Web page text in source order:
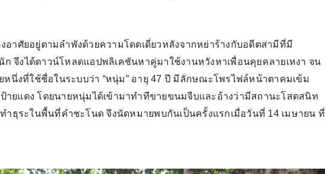
อาศัยอยู่ตามลำพังด้วยความโดดเดี่ยวหลังจากหย่าร้างกับอดีตสามีที่มี
จึงได้ดาวน์โหลดแอปพลิเคชันหาคู่มาใช้งานหวังหาเพื่อนคุยคลายเหงา จน
หนึ่งที่ใช้ชื่อในระบบว่า “หนุ่ม” อายุ 47 ปี มีลักษณะโพรไฟล์หน้าตาคมเข้ม
ายแดง โดยนายหนุ่มได้เข้ามาทำทีขายขนมจีบและอ้างว่ามีสถานะโสดสนิท
ำธุระในพื้นที่คำชะโนด จึงนัดหมายพบกันเป็นครั้งแรกเมื่อวันที่ 14 เมษายน ที่